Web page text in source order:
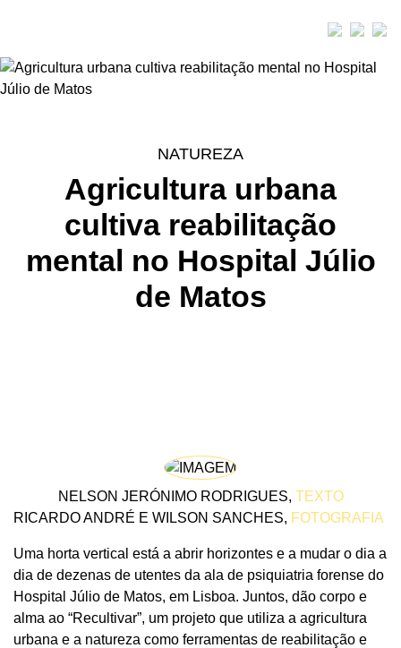
NATUREZA
Agricultura urbana
cultiva reabilitação
mental no Hospital Júlio
de Matos
NELSON JERÓNIMO RODRIGUES, TEXTO
RICARDO ANDRÉ E WILSON SANCHES, FOTOGRAFIA
Uma horta vertical está a abrir horizontes e a mudar o dia a
dia de dezenas de utentes da ala de psiquiatria forense do
Hospital Júlio de Matos, em Lisboa. Juntos, dão corpo e
alma ao “Recultivar”, um projeto que utiliza a agricultura
urbana e a natureza como ferramentas de reabilitação e